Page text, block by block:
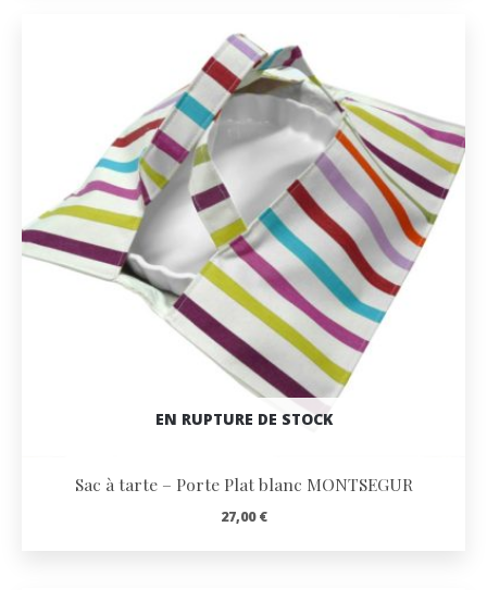
EN RUPTURE DE STOCK
Sac à tarte – Porte Plat blanc MONTSEGUR
27,00€